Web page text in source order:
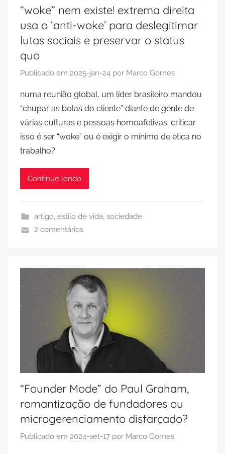
“woke” nem existe! extrema direita
usa o ‘anti-woke’ para deslegitimar
lutas sociais e preservar o status
quo
Publicado em 2025-jan-24 por Marco Gomes
numa reunião global, um líder brasileiro mandou
“chupar as bolas do cliente” diante de gente de
várias culturas e pessoas homoafetivas. criticar
isso é ser “woke” ou é exigir o mínimo de ética no
trabalho?
Continue lendo
artigo, estilo de vida, sociedade
2 comentários
“Founder Mode” do Paul Graham,
romantização de fundadores ou
microgerenciamento disfarçado?
Publicado em 2024-set-17 por Marco Gomes